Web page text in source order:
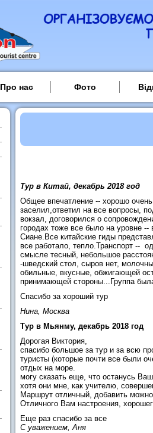
Про нас Фото
Тур в Китай, декабрь 2018 год
Общее впечатление -- хорошо
заселил,ответил на все вопросы,
вокзал, договорился о
городах тоже все было на уровне
Сиане.Все китайские гиды
все работало, тепло.Транспорт --
смысле тесный, небольшое
-шведский стол, сыров нет,
обильные, вкусные, обжигающей
принимающей стороны...Группа
Спасибо за хороший тур
Нина, Москва
Тур в Мьянму, декабрь 2018 год
Дорогая Виктория,
спасибо большое за тур и за всю
туристы (которые почти все были
отдых на море.
могу сказать еще, что останусь
хотя они мне, как учителю,
Маршрут отличный, добавить
Отличного Вам настроения,
Еще раз спасибо за все
С уважением, Аня